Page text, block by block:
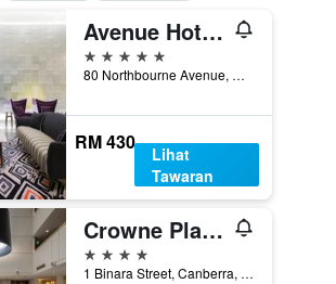
Avenue Hotel Canberra
5 bintang
80 Northbourne Avenue, Canberra, ACT, Australia
RM 430
Lihat
Tawaran
Crowne Plaza Canberra By IHG
4 bintang
1 Binara Street, Canberra, ACT, Australia